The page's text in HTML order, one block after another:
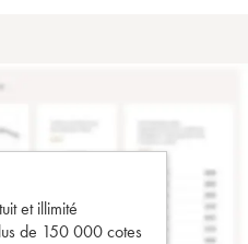
et illimité
de 150 000 cotes